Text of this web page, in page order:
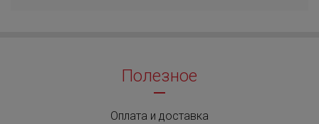
Полезное
Оплата и доставка